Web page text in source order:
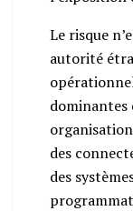
Le risque
autorité
des
des